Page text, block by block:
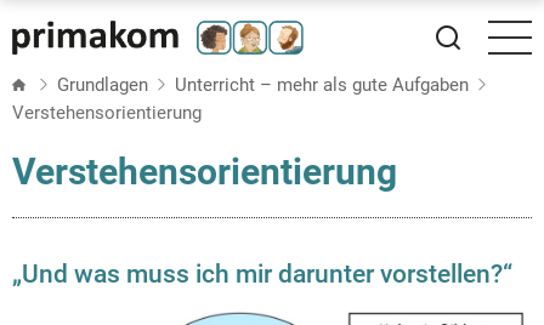
Direkt
zum
Inhalt
Grundlagen
Unterricht – mehr als gute Aufgaben
Verstehensorientierung
Verstehensorientierung
„Und was muss ich mir darunter vorstellen?“